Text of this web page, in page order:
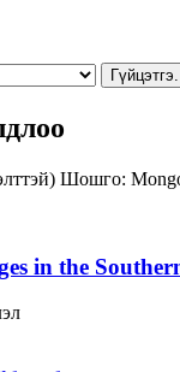
Гүйцэтгэ.
Шошго:
in the